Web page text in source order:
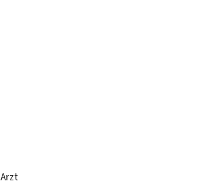
Arzt